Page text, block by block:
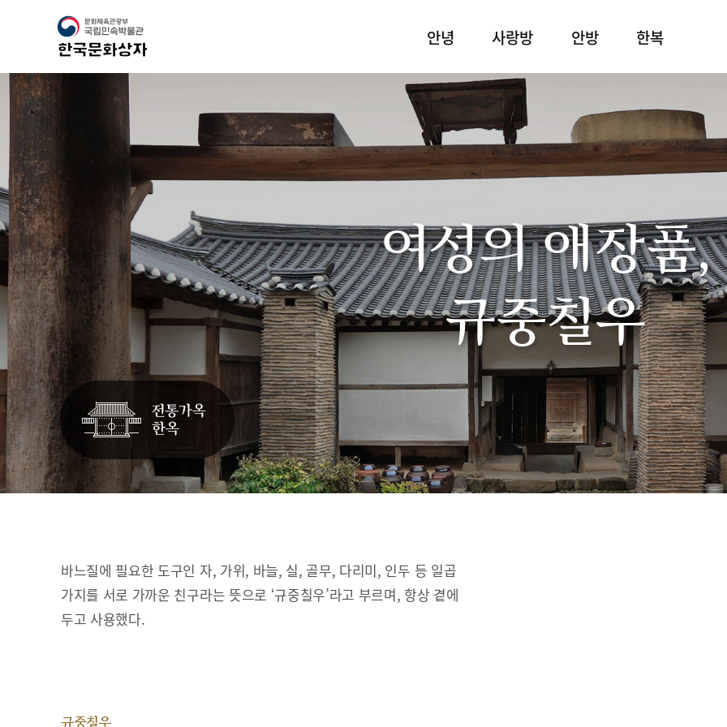
안녕 사랑방 안방 한복
여성의 애장품,
규중칠우
바느질에 필요한 도구인 자, 가위, 바늘, 실, 골무, 다리미, 인두 등 일곱
가지를 서로 가까운 친구라는 뜻으로 ‘규중칠우’라고 부르며, 항상 곁에
두고 사용했다.
규중칠우